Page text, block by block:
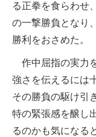
る正拳を食らわせ
の一撃勝負となり
勝利をおさめた。
作中屈指の実力
強さを伝えるには
その勝負の駆け引
特の緊張感を醸し
るのかも気になる